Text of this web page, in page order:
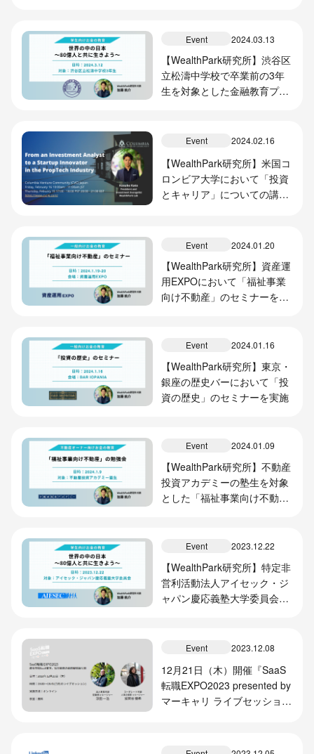
Event 2024.03.13
【WealthPark研究所】渋谷区
立松濤中学校で卒業前の3年
生を対象とした金融教育プロ
Event 2024.02.16
【WealthPark研究所】米国コ
ロンビア大学において「投資
とキャリア」についての講演
Event 2024.01.20
【WealthPark研究所】資産運
用EXPOにおいて「福祉事業
向け不動産」のセミナーを実
Event 2024.01.16
【WealthPark研究所】東京・
銀座の歴史バーにおいて「投
資の歴史」のセミナーを実施
Event 2024.01.09
【WealthPark研究所】不動産
投資アカデミーの塾生を対象
とした「福祉事業向け不動
Event 2023.12.22
【WealthPark研究所】特定非
営利活動法人アイセック・ジ
ャパン慶応義塾大学委員会の
Event 2023.12.08
12月21日（木）開催『SaaS
転職EXPO2023 presented by
マーキャリ ライブセッショ